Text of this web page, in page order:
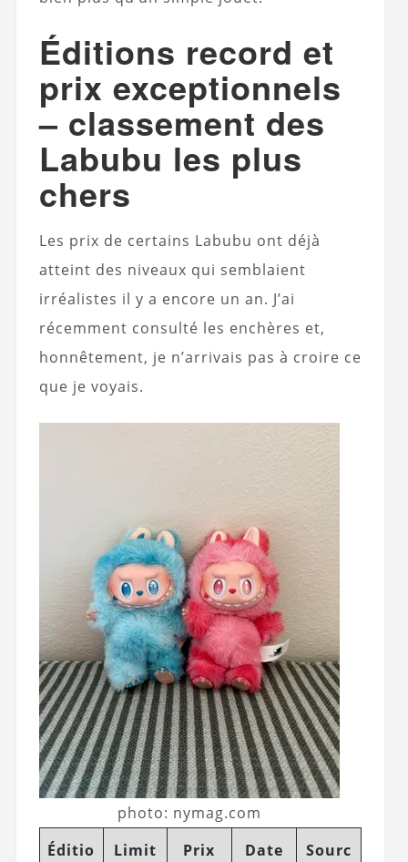
Éditions record et
prix exceptionnels
– classement des
Labubu les plus
chers
Les prix de certains Labubu ont déjà
atteint des niveaux qui semblaient
irréalistes il y a encore un an. J’ai
récemment consulté les enchères et,
honnêtement, je n’arrivais pas à croire ce
que je voyais.
photo: nymag.com
Éditio
Limit
Prix
Date
Sourc